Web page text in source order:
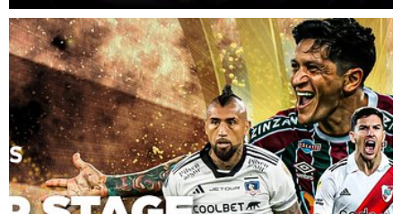
within Mediapro’s facilities in Mexico Ci...